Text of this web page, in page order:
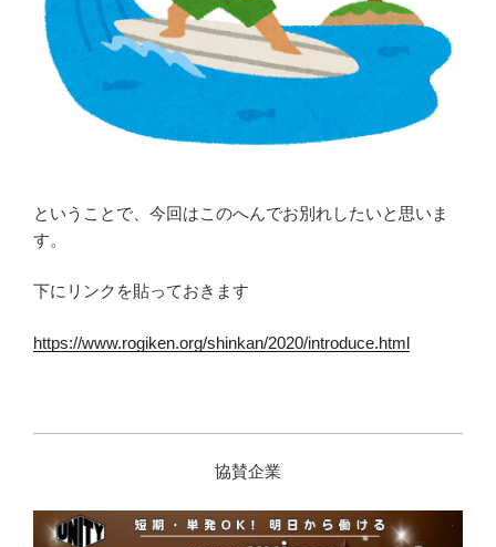
ということで、今回はこのへんでお別れしたいと思いま
す。
下にリンクを貼っておきます
https://www.rogiken.org/shinkan/2020/introduce.html
協賛企業